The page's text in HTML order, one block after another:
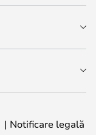
Notificare legală